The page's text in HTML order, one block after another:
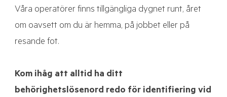
Våra operatörer finns tillgängliga dygnet runt, året
om oavsett om du är hemma, på jobbet eller på
resande fot.
Kom ihåg att alltid ha ditt
behörighetslösenord redo för identifiering vid